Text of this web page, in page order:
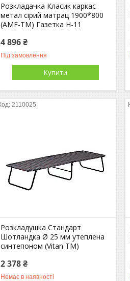
Розкладачка Класик каркас
метал сірий матрац 1900*800
(AMF-ТМ) Газетка Н-11
4 896 ₴
Під замовлення
Купити
2110025
Розкладушка Стандарт
Шотландка Ø 25 мм утеплена
синтепоном (Vitan ТМ)
2 378 ₴
Немає в наявності